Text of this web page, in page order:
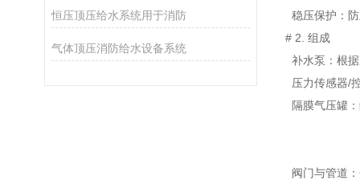
恒压顶压给水系统用于消防
气体顶压消防给水设备系统
稳压保护 ：
# 2. 组成
补水泵 ： 根
压力传感器/
隔膜气压罐
阀门与管道 ：